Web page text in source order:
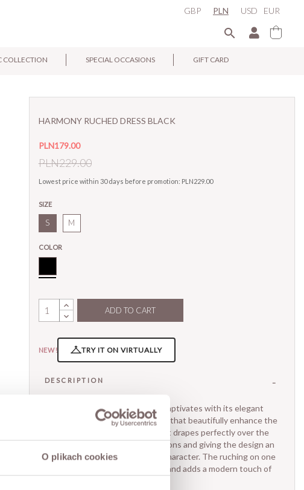
O plikach cookies
EUR
GBP PLN USD

COLLECTION SPECIAL OCCASIONS GIFT CARD
HARMONY RUCHED DRESS BLACK
PLN179.00
PLN229.00
Lowest price within 30 days before promotion: PLN229.00
SIZE
S M
COLOR
ADD TO CART
NEW! TRY IT ON VIRTUALLY
DESCRIPTION
A stunning black dress that captivates with its elegant
silhouette and refined details that beautifully enhance the
feminine figure. The fitted cut drapes perfectly over the
body, highlighting its proportions and giving the design an
exceptionally sophisticated character. The ruching on one
side gently shapes the waist and adds a modern touch of
×